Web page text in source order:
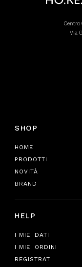
Centro
Via
SHOP
HOME
PRODOTTI
NOVITÀ
BRAND
HELP
I MIEI DATI
I MIEI ORDINI
REGISTRATI